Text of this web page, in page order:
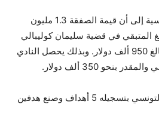
وأشارت تقارير صحفية تونسية إلى أن قيمة الصفقة 1.3 مليون
المتبقي في قضية سليمان كوليبالي
(لاعب الأهلي السابق) والبالغ 950 ألف دولار. وبذلك يحصل النادي
بنحو 350 ألف دولار.
كريستو هو هداف الدوري التونسي بتسجيله 5 أهداف وصنع هدفين